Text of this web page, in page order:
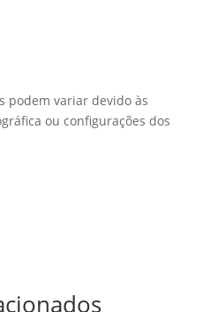
podem variar devido às
ou configurações dos